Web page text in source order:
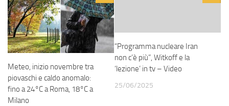
Meteo, inizio novembre tra
piovaschi e caldo anomalo:
fino a 24°C a Roma, 18°C a
Milano
“Programma nucleare Iran
non c’è più”, Witkoff e la
‘lezione’ in tv – Video
25/06/2025